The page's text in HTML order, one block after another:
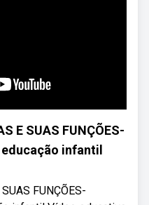
E SUAS FUNÇÕES-
educação infantil
FUNÇÕES-